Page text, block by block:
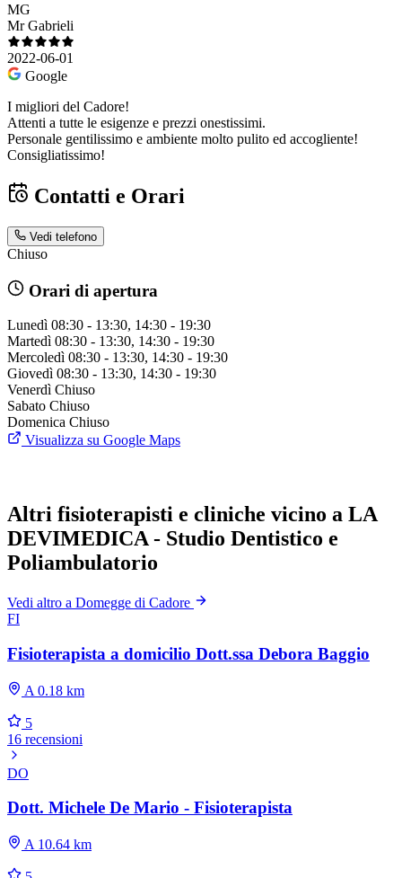
MG
Mr Gabrieli
2022-06-01
Google
I migliori del Cadore!
Attenti a tutte le esigenze e prezzi onestissimi.
Personale gentilissimo e ambiente molto pulito ed accogliente!
Consigliatissimo!
Contatti e Orari
Vedi telefono
Chiuso
Orari di apertura
Lunedì 08:30 - 13:30, 14:30 - 19:30
Martedì 08:30 - 13:30, 14:30 - 19:30
Mercoledì 08:30 - 13:30, 14:30 - 19:30
Giovedì 08:30 - 13:30, 14:30 - 19:30
Venerdì Chiuso
Sabato Chiuso
Domenica Chiuso
Visualizza su Google Maps
Altri fisioterapisti e cliniche vicino a LA
DEVIMEDICA - Studio Dentistico e
Poliambulatorio
Vedi altro a Domegge di Cadore
FI
Fisioterapista a domicilio Dott.ssa Debora Baggio
A 0.18 km
5
16 recensioni
DO
Dott. Michele De Mario - Fisioterapista
A 10.64 km